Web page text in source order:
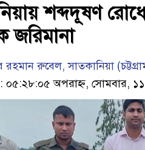
শব্দদূষণ
জরিমানা
রহমান রুবেল, সাতকানিয়া
: ০৫:২৮:০৫ অপরাহ্ন, সোমবার,